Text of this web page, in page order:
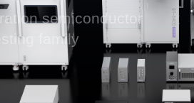
semiconductor
family